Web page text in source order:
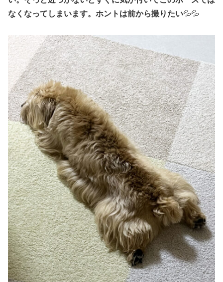
なくなってしまいます。 ホントは前から撮りたい💦💦